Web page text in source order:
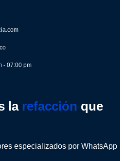
- 07:00 pm
la refacción que
especializados por WhatsApp